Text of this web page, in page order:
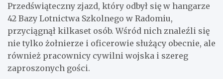
Przedświąteczny zjazd, który odbył się w hangarze
42 Bazy Lotnictwa Szkolnego w Radomiu,
przyciągnął kilkaset osób. Wśród nich znaleźli się
nie tylko żołnierze i oficerowie służący obecnie, ale
również pracownicy cywilni wojska i szereg
zaproszonych gości.